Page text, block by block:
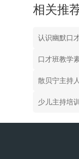
相关推
认识幽默口
散贝宁主持
少儿主持培